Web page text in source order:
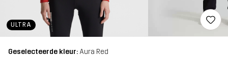
ULTRA
Geselecteerde kleur: Aura Red